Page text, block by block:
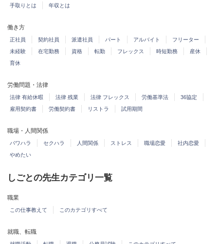
手取りとは
年収とは
働き方
正社員 契約社員 派遣社員 パート アルバイト
フリーター
未経験
在宅勤務 資格 転勤 フレックス 時短勤務
産休
育休
労働問題・法律
法律 有給休暇 法律 残業 法律 フレックス 労働基準法
36協定
雇用契約書
労働契約書 リストラ 試用期間
職場・人間関係
パワハラ セクハラ 人間関係 ストレス 職場恋愛
社内恋愛
やめたい
しごとの先生カテゴリ一覧
職業
この仕事教えて このカテゴリすべて
就職、転職